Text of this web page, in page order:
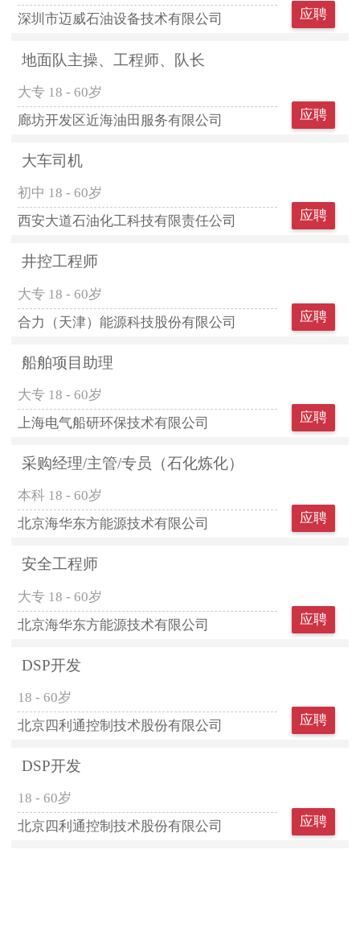
深圳市迈威石油设备技术有限公司
应聘
地面队主操、工程师、队长
大专 18 - 60岁
廊坊开发区近海油田服务有限公司
应聘
大车司机
初中 18 - 60岁
西安大道石油化工科技有限责任公司
应聘
井控工程师
大专 18 - 60岁
合力（天津）能源科技股份有限公司
应聘
船舶项目助理
大专 18 - 60岁
上海电气船研环保技术有限公司
应聘
采购经理/主管/专员（石化炼化）
本科 18 - 60岁
北京海华东方能源技术有限公司
应聘
安全工程师
大专 18 - 60岁
北京海华东方能源技术有限公司
应聘
DSP开发
18 - 60岁
北京四利通控制技术股份有限公司
应聘
DSP开发
18 - 60岁
北京四利通控制技术股份有限公司
应聘